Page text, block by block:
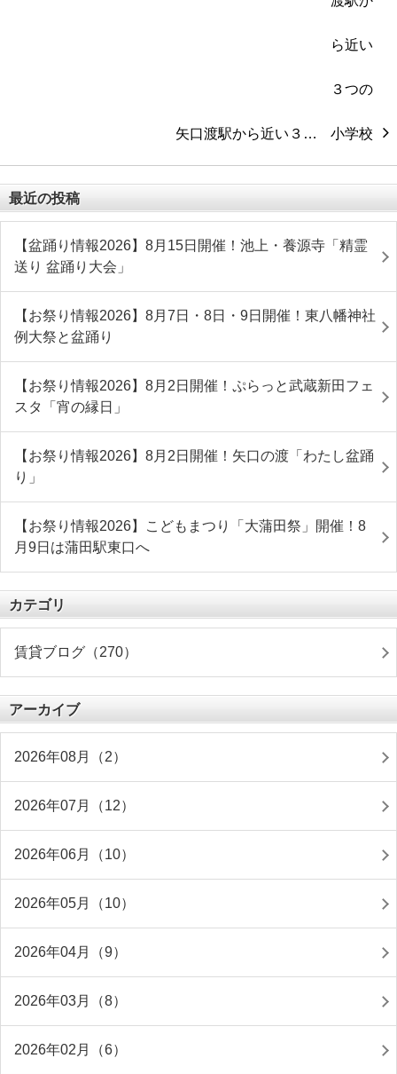
矢口渡駅から近い３…
最近の投稿
【盆踊り情報2026】8月15日開催！池上・養源寺「精霊
送り 盆踊り大会」
【お祭り情報2026】8月7日・8日・9日開催！東八幡神社
例大祭と盆踊り
【お祭り情報2026】8月2日開催！ぷらっと武蔵新田フェ
スタ「宵の縁日」
【お祭り情報2026】8月2日開催！矢口の渡「わたし盆踊
り」
【お祭り情報2026】こどもまつり「大蒲田祭」開催！8
月9日は蒲田駅東口へ
カテゴリ
賃貸ブログ（270）
アーカイブ
2026年08月（2）
2026年07月（12）
2026年06月（10）
2026年05月（10）
2026年04月（9）
2026年03月（8）
2026年02月（6）